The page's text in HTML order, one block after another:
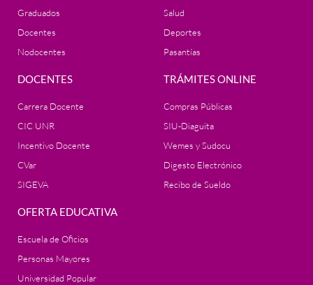
Graduados
Docentes
Nodocentes
Salud
Deportes
Pasantías
DOCENTES
Carrera Docente
CIC UNR
Incentivo Docente
CVar
SIGEVA
TRÁMITES ONLINE
Compras Públicas
SIU-Diaguita
Wemes y Sudocu
Digesto Electrónico
Recibo de Sueldo
OFERTA EDUCATIVA
Escuela de Oficios
Personas Mayores
Universidad Popular